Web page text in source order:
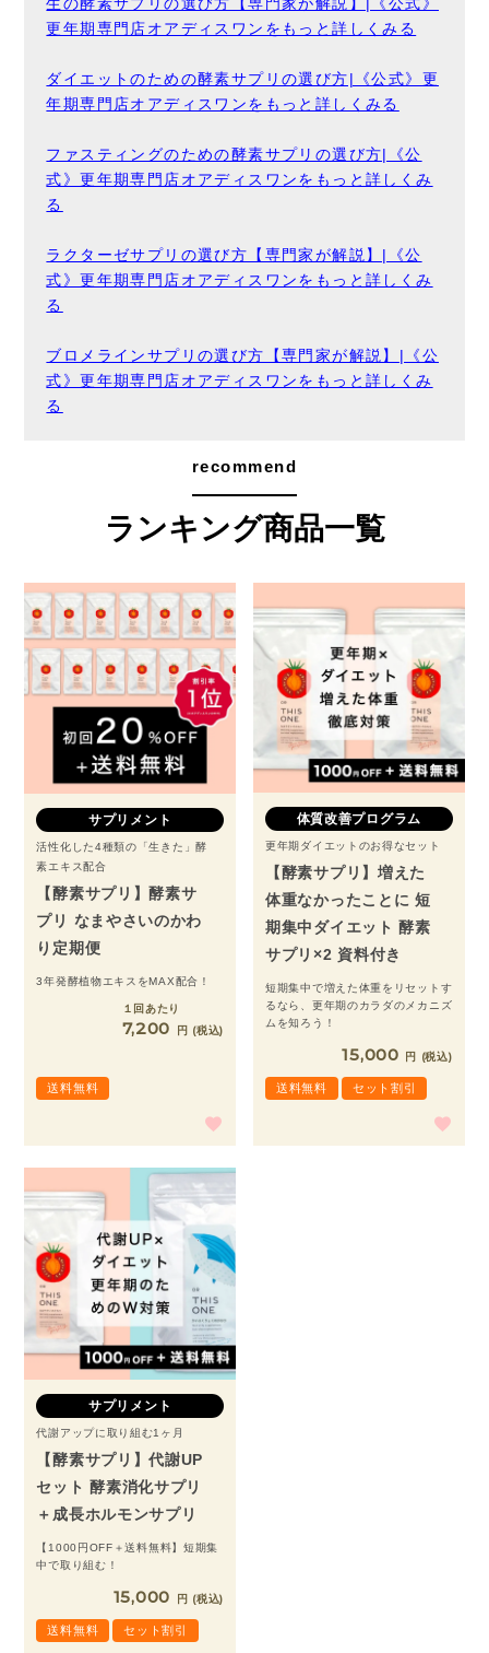
更年期専門店オアディスワンをもっと詳しくみる
ダイエットのための酵素サプリの選び方|《公式》更
年期専門店オアディスワンをもっと詳しくみる
ファスティングのための酵素サプリの選び方|《公
式》更年期専門店オアディスワンをもっと詳しくみ
る
ラクターゼサプリの選び方【専門家が解説】|《公
式》更年期専門店オアディスワンをもっと詳しくみ
る
ブロメラインサプリの選び方【専門家が解説】|《公
式》更年期専門店オアディスワンをもっと詳しくみ
る
recommend
ランキング商品一覧
サプリメント
活性化した4種類の「生きた」酵
素エキス配合
【酵素サプリ】酵素サ
プリ なまやさいのかわ
り定期便
3年発酵植物エキスをMAX配合！
１回あたり
7,200 税込
送料無料
体質改善プログラム
更年期ダイエットのお得なセット
【酵素サプリ】増えた
体重なかったことに 短
期集中ダイエット 酵素
サプリ×2 資料付き
短期集中で増えた体重をリセットす
るなら、更年期のカラダのメカニズ
ムを知ろう！
15,000 税込
送料無料 セット割引
サプリメント
代謝アップに取り組む1ヶ月
【酵素サプリ】代謝UP
セット 酵素消化サプリ
＋成長ホルモンサプリ
【1000円OFF＋送料無料】短期集
中で取り組む！
15,000 税込
送料無料 セット割引